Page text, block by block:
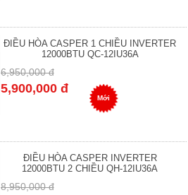
ĐIỀU HÒA CASPER 1 CHIỀU INVERTER
12000BTU QC-12IU36A
6,950,000 đ
5,900,000 đ
Mới
ĐIỀU HÒA CASPER INVERTER
12000BTU 2 CHIỀU QH-12IU36A
8,950,000 đ